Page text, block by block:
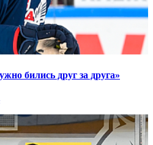
бились друг за друга»